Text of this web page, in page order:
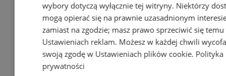
wybory dotyczą wyłącznie tej witryny. Niektórzy
mogą opierać się na prawnie uzasadnionym
zamiast na zgodzie; masz prawo sprzeciwić się temu
Ustawieniach reklam. Możesz w każdej chwili
swoją zgodę w Ustawieniach plików cookie. Polityka
prywatności